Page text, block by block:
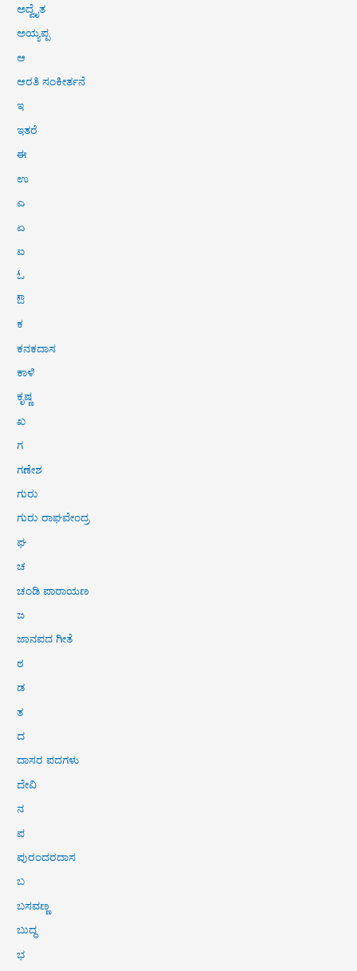
ಅದ್ವೈತ
ಅಯ್ಯಪ್ಪ
ಆ
ಆರತಿ ಸಂಕೀರ್ತನೆ
ಇ
ಇತರೆ
ಈ
ಉ
ಎ
ಏ
ಐ
ಓ
ಔ
ಕ
ಕನಕದಾಸ
ಕಾಳಿ
ಕೃಷ್ಣ
ಖ
ಗ
ಗಣೇಶ
ಗುರು
ಗುರು ರಾಘವೇಂದ್ರ
ಘ
ಚ
ಚಂಡಿ ಪಾರಾಯಣ
ಜ
ಜಾನಪದ ಗೀತೆ
ಠ
ಡ
ತ
ದ
ದಾಸರ ಪದಗಳು
ದೇವಿ
ನ
ಪ
ಪುರಂದರದಾಸ
ಬ
ಬಸವಣ್ಣ
ಬುದ್ಧ
ಭ